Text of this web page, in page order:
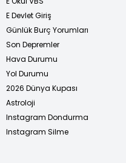
E Devlet Giriş
Günlük Burç Yorumları
Son Depremler
Hava Durumu
Yol Durumu
2026 Dünya Kupası
Astroloji
Instagram Dondurma
Instagram Silme